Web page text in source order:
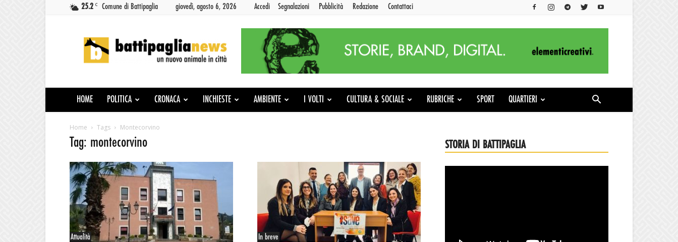
25.2 C Comune di Battipaglia giovedì, agosto 6, 2026 Accedi Segnalazioni Pubblicità Redazione Contattaci
News
HOME POLITICA CRONACA INCHIESTE AMBIENTE I VOLTI CULTURA & SOCIALE RUBRICHE SPORT QUARTIERI
Home Tags Montecorvino
Tag: montecorvino
Attualità In breve
STORIA DI BATTIPAGLIA